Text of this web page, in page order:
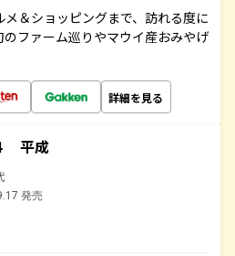
＆ショッピングまで、訪れる度に
ファーム巡りやマウイ産おみやげ
詳細を見る
平成
発売